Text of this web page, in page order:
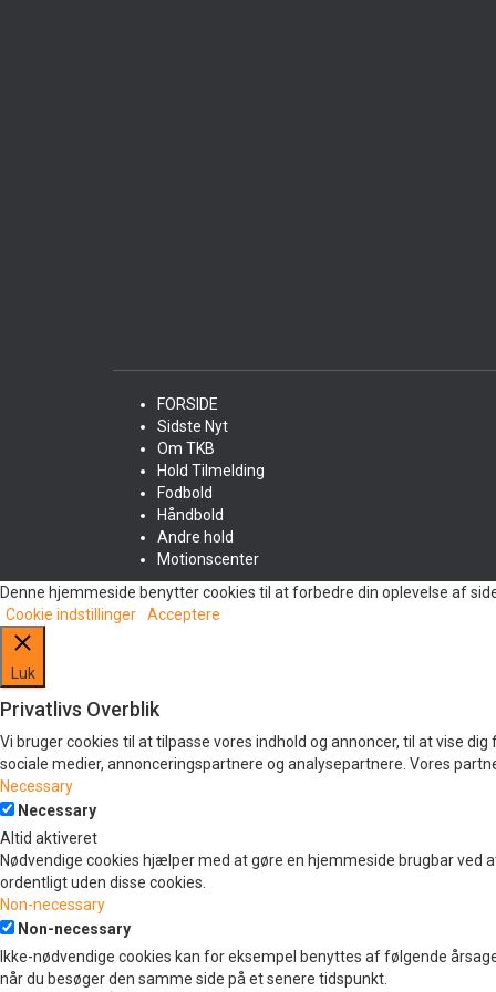
FORSIDE
Sidste Nyt
Om TKB
Hold Tilmelding
Fodbold
Håndbold
Andre hold
Motionscenter
Denne hjemmeside benytter cookies til at forbedre din oplevelse af
Cookie indstillinger
Acceptere
Luk
Privatlivs Overblik
Vi bruger cookies til at tilpasse vores indhold og annoncer, til at vise
sociale medier, annonceringspartnere og analysepartnere. Vores
Necessary
Necessary
Altid aktiveret
Nødvendige cookies hjælper med at gøre en hjemmeside brugbar
ordentligt uden disse cookies.
Non-necessary
Non-necessary
Ikke-nødvendige cookies kan for eksempel benyttes af følgende
når du besøger den samme side på et senere tidspunkt.